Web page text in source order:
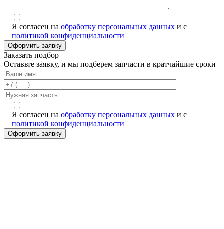
Я согласен на обработку персональных данных и с
политикой конфиденциальности
Заказать подбор
Оставьте заявку, и мы подберем запчасти в кратчайшие сроки
Я согласен на обработку персональных данных и с
политикой конфиденциальности